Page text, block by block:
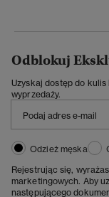
Odblokuj
Uzyskaj dostęp do
wyprzedaży.
Odzież męska
Rejestrując się,
marketingowych. Aby
następującego